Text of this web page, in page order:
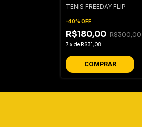
TENIS FREEDAY FLIP
-40% OFF
R$180,00 R$300,00
7 xde R$31,08
COMPRAR